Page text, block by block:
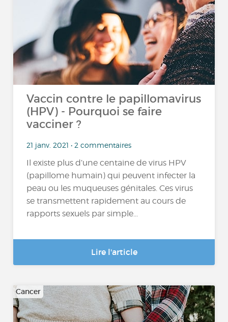
Vaccin contre le papillomavirus
(HPV) - Pourquoi se faire
vacciner ?
21 janv. 2021 • 2 commentaires
Il existe plus d’une centaine de virus HPV
(papillome humain) qui peuvent infecter la
peau ou les muqueuses génitales. Ces virus
se transmettent rapidement au cours de
rapports sexuels par simple...
Lire l'article
Cancer